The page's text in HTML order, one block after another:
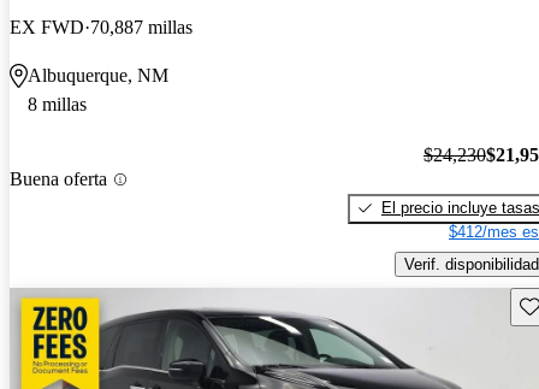
EX FWD 70,887 millas
Albuquerque, NM
8 millas
Buena oferta
$24,230
El precio incluye tasas
$412/mes
Verif. disponibilidad